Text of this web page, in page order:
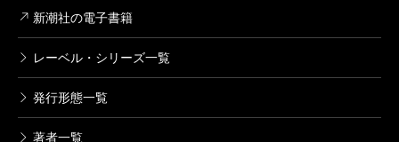
新潮社の電子書籍
レーベル・シリーズ一覧
発行形態一覧
著者一覧